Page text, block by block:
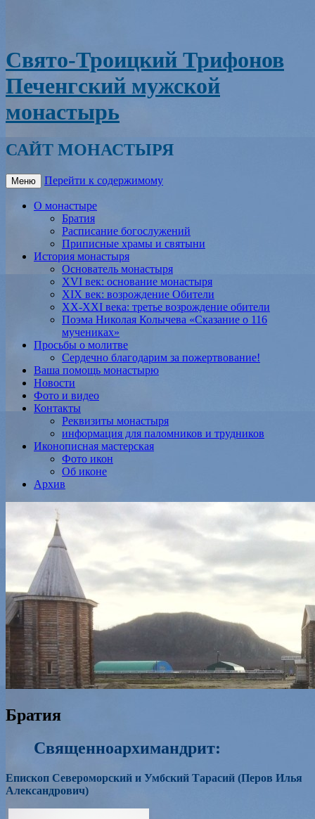
Свято-Троицкий Трифонов
Печенгский мужской
монастырь
САЙТ МОНАСТЫРЯ
Меню Перейти к содержимому
О монастыре
Братия
Расписание богослужений
Приписные храмы и святыни
История монастыря
Основатель монастыря
XVI век: основание монастыря
XIX век: возрождение Обители
XX-XXI века: третье возрождение обители
Поэма Николая Колычева «Сказание о 116
мучениках»
Просьбы о молитве
Сердечно благодарим за пожертвование!
Ваша помощь монастырю
Новости
Фото и видео
Контакты
Реквизиты монастыря
информация для паломников и трудников
Иконописная мастерская
Фото икон
Об иконе
Архив
Братия
Священноархимандрит:
Епископ Североморский и Умбский Тарасий (Перов Илья
Александрович)